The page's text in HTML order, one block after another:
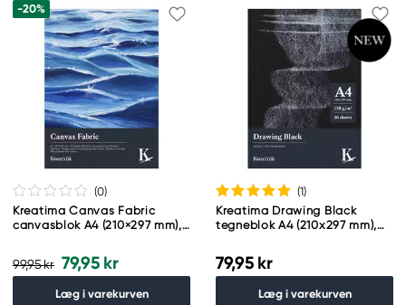
-20%
(0)
Kreatima Canvas Fabric
canvasblok A4 (210×297 mm),
99,95 kr 79,95 kr
Læg i varekurven
(1)
Kreatima Drawing Black
tegneblok A4 (210x297 mm),
79,95 kr
Læg i varekurven